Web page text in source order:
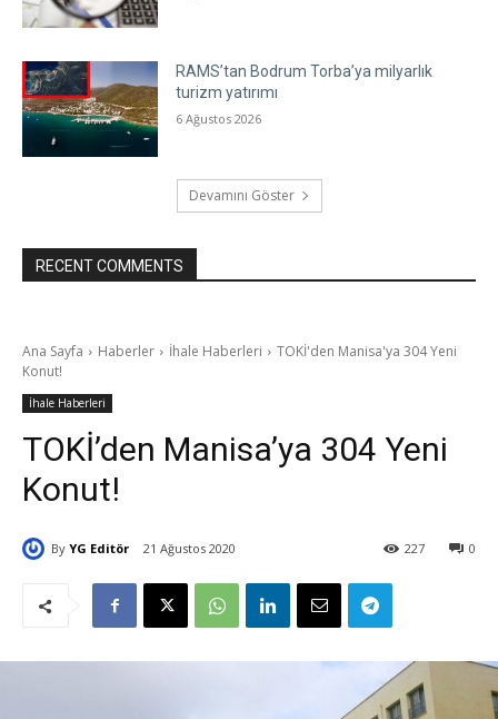
RAMS’tan Bodrum Torba’ya milyarlık
turizm yatırımı
6 Ağustos 2026
Devamını Göster
RECENT COMMENTS